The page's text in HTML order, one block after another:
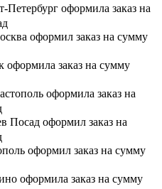
Петербург оформила заказ на
оформил заказ на сумму
заказ на сумму
оформила заказ на
Посад оформил заказ на
оформил заказ на сумму
оформила заказ на сумму